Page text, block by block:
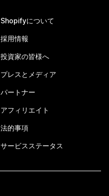
Shopifyについて
採用情報
投資家の皆様へ
プレスとメディア
パートナー
アフィリエイト
法的事項
サービスステータス